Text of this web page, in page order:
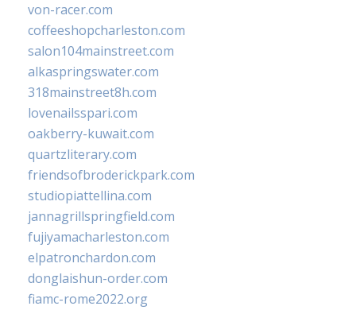
von-racer.com
coffeeshopcharleston.com
salon104mainstreet.com
alkaspringswater.com
318mainstreet8h.com
lovenailsspari.com
oakberry-kuwait.com
quartzliterary.com
friendsofbroderickpark.com
studiopiattellina.com
jannagrillspringfield.com
fujiyamacharleston.com
elpatronchardon.com
donglaishun-order.com
fiamc-rome2022.org